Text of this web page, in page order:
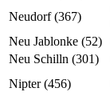
Neudorf (367)
Neu Jablonke (52)
Neu Schilln (301)
Nipter (456)